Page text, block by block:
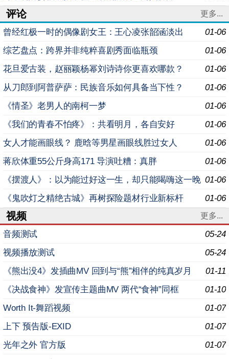
评论 更多...
01-06
曾经红极一时的偶像剧女王：王心凌张韶涵淡出
01-06
综艺盘点：跨界并非纯粹喜剧秀面临瓶颈
01-06
花旦爱古装，赵丽颖杨幂刘诗诗你更喜欢哪款？
01-06
从刀郎到阿普萨萨：民族音乐如何具备当下性？
01-06
《情圣》老男人的南柯一梦
01-06
《我们的青春不怕疼》：共看明月，各自安好
01-06
女人才能画眼线？ 鹿晗等男星画眼线胜过女人
01-06
蒋欣体重55公斤身高171 导演吐糟：真胖
01-06
《摆渡人》：以为能过好这一生，却只能喝嗨这一晚
01-06
《鬼吹灯之精绝古城》再树探险题材行业新标杆
视频 更多...
05-24
音频测试
05-24
视频播放测试
01-11
《熊出没4》发插曲MV 回到与“熊”相伴的纯真岁月
01-10
《决战食神》发宣传主题曲MV 两代“食神”同框
01-07
Worth It-舞蹈视频
01-07
上下 预告版-EXID
01-07
光年之外 官方版